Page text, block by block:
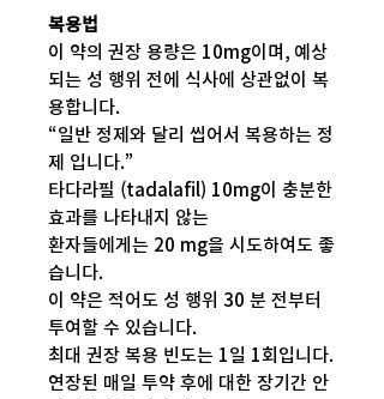
복용법
이 약의 권장 용량은 10mg이며, 예상
되는 성 행위 전에 식사에 상관없이 복
용합니다.
“일반 정제와 달리 씹어서 복용하는 정
제 입니다.”
타다라필 (tadalafil) 10mg이 충분한
효과를 나타내지 않는
환자들에게는 20 mg을 시도하여도 좋
습니다.
이 약은 적어도 성 행위 30 분 전부터
투여할 수 있습니다.
최대 권장 복용 빈도는 1일 1회입니다.
연장된 매일 투약 후에 대한 장기간 안